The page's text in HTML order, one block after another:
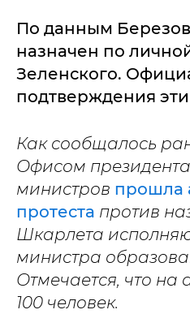
По данным
назначен по
Зеленского.
подтверждения
Как сообщалось
Офисом
министров прошла
протеста против
Шкарлета
министра
Отмечается, что на
100 человек.